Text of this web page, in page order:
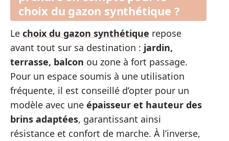
choix du gazon synthétique ?
Le choix du gazon synthétique repose
avant tout sur sa destination : jardin,
terrasse, balcon ou zone à fort passage.
Pour un espace soumis à une utilisation
fréquente, il est conseillé d’opter pour un
modèle avec une épaisseur et hauteur des
brins adaptées, garantissant ainsi
résistance et confort de marche. À l’inverse,